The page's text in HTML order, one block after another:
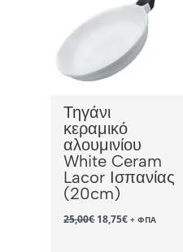
Τηγάνι
κεραμικό
αλουμινίου
White Ceram
Lacor Ισπανίας
(20cm)
25,00€ Original
price
18,75€Η+ ΦΠΑ